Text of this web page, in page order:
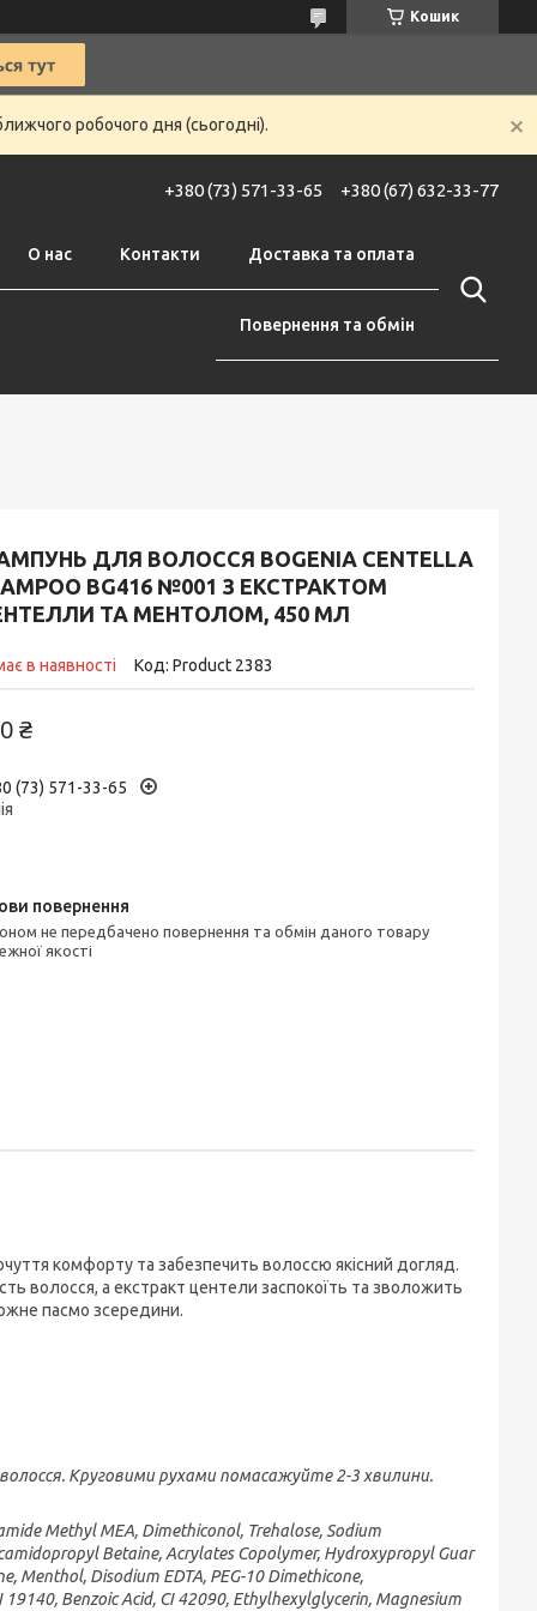
Кошик
робочого дня (сьогодні).
+380 (73) 571-33-65 +380 (67) 632-33-77
О нас Контакти Доставка та оплата
Повернення та обмін
ДЛЯ ВОЛОССЯ BOGENIA CENTELLA
BG416 №001 З ЕКСТРАКТОМ
ТА МЕНТОЛОМ, 450 МЛ
в наявності Код: Product 2383
₴
(73) 571-33-65
якості
комфорту та забезпечить волоссю якісний догляд.
волосся, а екстракт центели заспокоїть та зволожить
пасмо зсередини.
Круговими рухами помасажуйте 2-3 хвилини.
Methyl MEA, Dimethiconol, Trehalose, Sodium
Betaine, Acrylates Copolymer, Hydroxypropyl Guar
Menthol, Disodium EDTA, PEG-10 Dimethicone,
Benzoic Acid, CI 42090, Ethylhexylglycerin, Magnesium